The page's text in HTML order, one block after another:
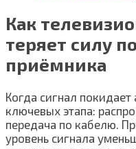
Как
теряет силу
приёмника
Когда сигнал
ключевых этапа:
передача по кабелю.
уровень сигнала